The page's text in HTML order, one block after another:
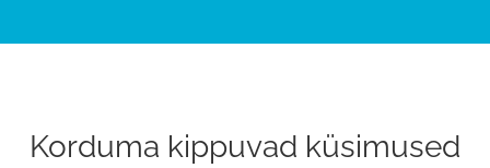
Korduma kippuvad küsimused